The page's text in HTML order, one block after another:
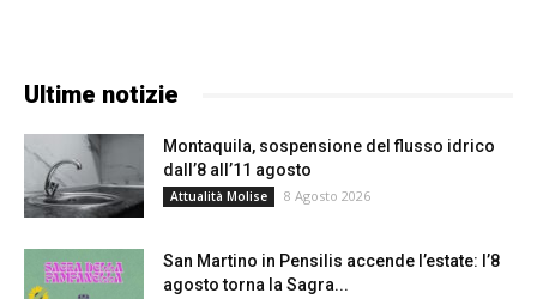
Ultime notizie
Montaquila, sospensione del flusso idrico
dall’8 all’11 agosto
Attualità Molise 8 Agosto 2026
San Martino in Pensilis accende l’estate: l’8
agosto torna la Sagra...